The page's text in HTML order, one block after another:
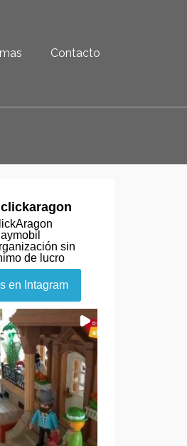
Contacto
clickaragon
sin
de lucro
en Intagram